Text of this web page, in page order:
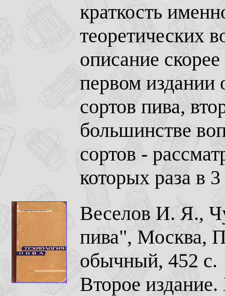
краткость
теоретических
описание
первом издании
сортов пива,
большинстве
сортов -
которых раза в
Веселов И. Я.,
пива", Москва,
обычный, 452 с.
Второе